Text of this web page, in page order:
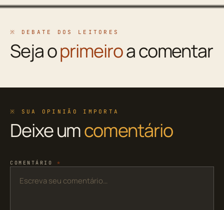
※ DEBATE DOS LEITORES
Seja oprimeiroa comentar
※ SUA OPINIÃO IMPORTA
Deixe umcomentário
COMENTÁRIO *